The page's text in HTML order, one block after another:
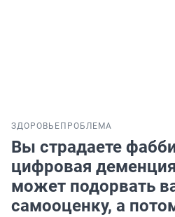
ЗДОРОВЬЕ ПРОБЛЕМА
Вы страдаете
цифровая
может подорвать
самооценку, а